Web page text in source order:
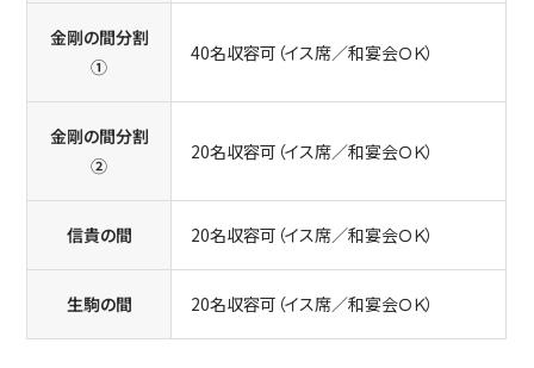
金剛の間分割
①
40名収容可（イス席／和宴会ＯＫ）
金剛の間分割
②
20名収容可（イス席／和宴会ＯＫ）
信貴の間 20名収容可（イス席／和宴会ＯＫ）
生駒の間 20名収容可（イス席／和宴会ＯＫ）